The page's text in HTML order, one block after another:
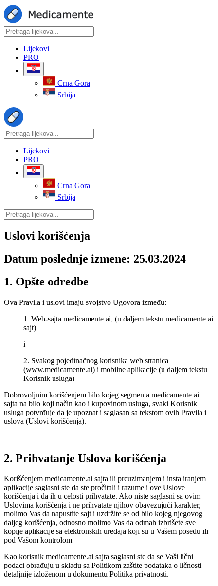
Lijekovi
PRO
Crna Gora
Srbija
Lijekovi
PRO
Crna Gora
Srbija
Uslovi korišćenja
Datum poslednje izmene: 25.03.2024
1. Opšte odredbe
Ova Pravila i uslovi imaju svojstvo Ugovora između:
1. Web-sajta medicamente.ai, (u daljem tekstu medicamente.ai
sajt)
i
2. Svakog pojedinačnog korisnika web stranica
(www.medicamente.ai) i mobilne aplikacije (u daljem tekstu
Korisnik usluga)
Dobrovoljnim korišćenjem bilo kojeg segmenta medicamente.ai
sajta na bilo koji način kao i kupovinom usluga, svaki Korisnik
usluga potvrđuje da je upoznat i saglasan sa tekstom ovih Pravila i
uslova (Uslovi korišćenja).
2. Prihvatanje Uslova korišćenja
Korišćenjem medicamente.ai sajta ili preuzimanjem i instaliranjem
aplikacije saglasni ste da ste pročitali i razumeli ove Uslove
korišćenja i da ih u celosti prihvatate. Ako niste saglasni sa ovim
Uslovima korišćenja i ne prihvatate njihov obavezujući karakter,
molimo Vas da napustite sajt i uzdržite se od bilo kojeg njegovog
daljeg korišćenja, odnosno molimo Vas da odmah izbrišete sve
kopije aplikacije sa elektronskih uređaja koji su u Vašem posedu ili
pod Vašom kontrolom.
Kao korisnik medicamente.ai sajta saglasni ste da se Vaši lični
podaci obrađuju u skladu sa Politikom zaštite podataka o ličnosti
detaljnije izloženom u dokumentu Politika privatnosti.